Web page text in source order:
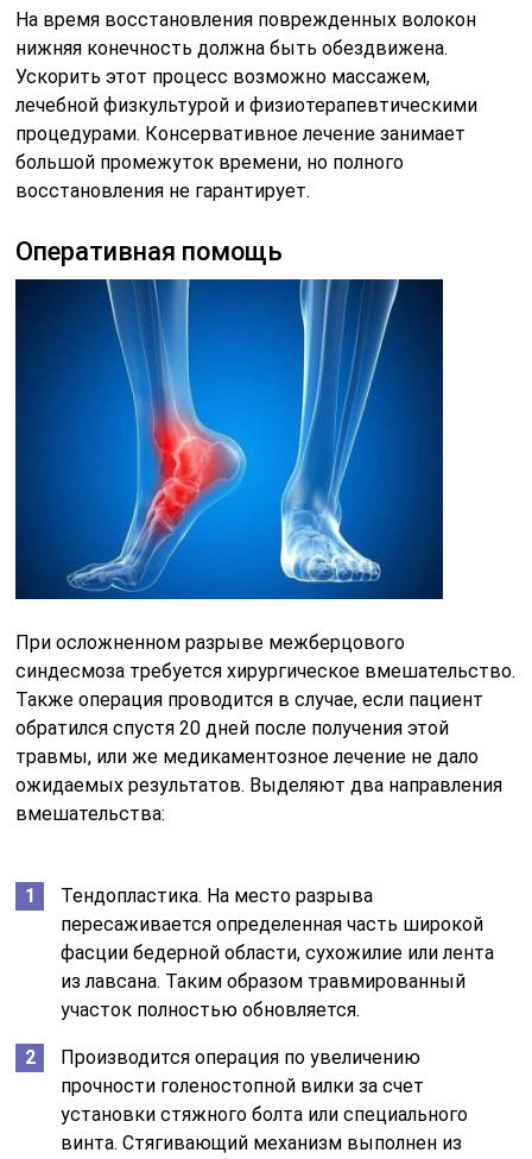
На время восстановления поврежденных волокон
нижняя конечность должна быть обездвижена.
Ускорить этот процесс возможно массажем,
лечебной физкультурой и физиотерапевтическими
процедурами. Консервативное лечение занимает
большой промежуток времени, но полного
восстановления не гарантирует.
Оперативная помощь
При осложненном разрыве межберцового
синдесмоза требуется хирургическое вмешательство.
Также операция проводится в случае, если пациент
обратился спустя 20 дней после получения этой
травмы, или же медикаментозное лечение не дало
ожидаемых результатов. Выделяют два направления
вмешательства:
Тендопластика. На место разрыва
пересаживается определенная часть широкой
фасции бедерной области, сухожилие или лента
из лавсана. Таким образом травмированный
участок полностью обновляется.
Производится операция по увеличению
прочности голеностопной вилки за счет
установки стяжного болта или специального
винта. Стягивающий механизм выполнен из